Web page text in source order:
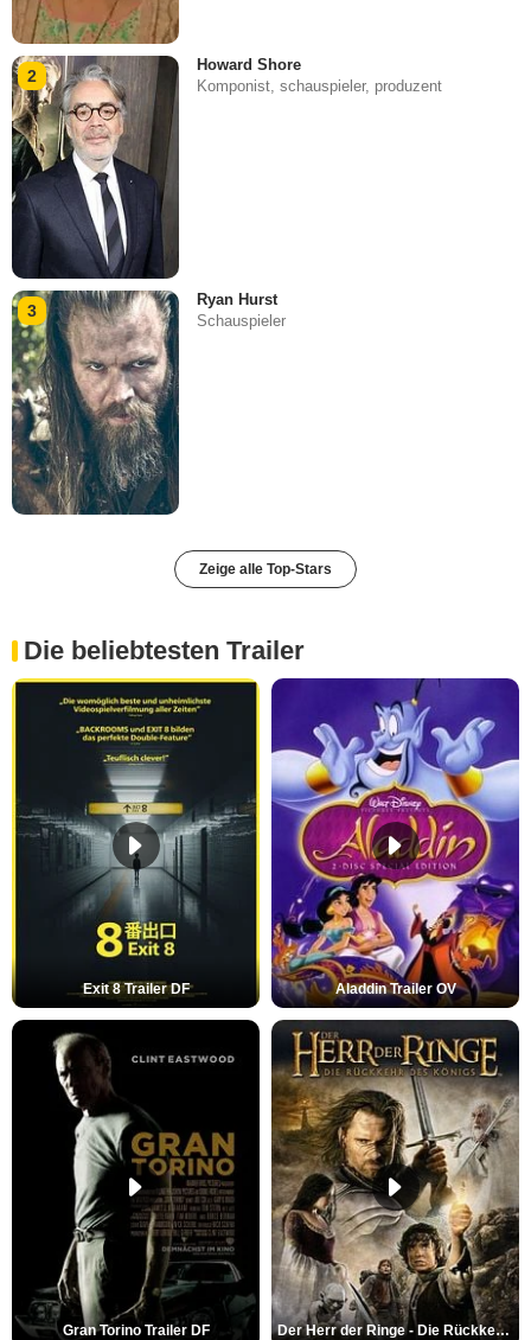
2
Howard Shore
Komponist, schauspieler, produzent
3
Ryan Hurst
Schauspieler
Zeige alle Top-Stars
Die beliebtesten Trailer
Exit 8 Trailer DF Aladdin Trailer OV
Gran Torino Trailer DF Der Herr der Ringe - Die Rückkehr des Königs Trailer OV